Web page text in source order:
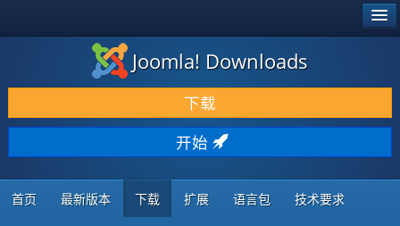
下载 & 扩展
发现 & 学习
社区 & 支持
开发者资源
Joomla! Downloads
下载
开始
首页 最新版本 下载 扩展 语言包 技术要求